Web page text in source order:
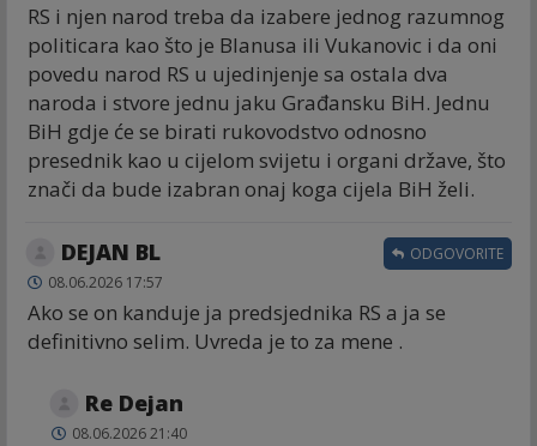
RS i njen narod treba da izabere jednog razumnog
politicara kao što je Blanusa ili Vukanovic i da oni
povedu narod RS u ujedinjenje sa ostala dva
naroda i stvore jednu jaku Građansku BiH. Jednu
BiH gdje će se birati rukovodstvo odnosno
presednik kao u cijelom svijetu i organi države, što
znači da bude izabran onaj koga cijela BiH želi.
DEJAN BL
08.06.2026 17:57
Ako se on kanduje ja predsjednika RS a ja se
definitivno selim. Uvreda je to za mene .
ODGOVORITE
Re Dejan
08.06.2026 21:40